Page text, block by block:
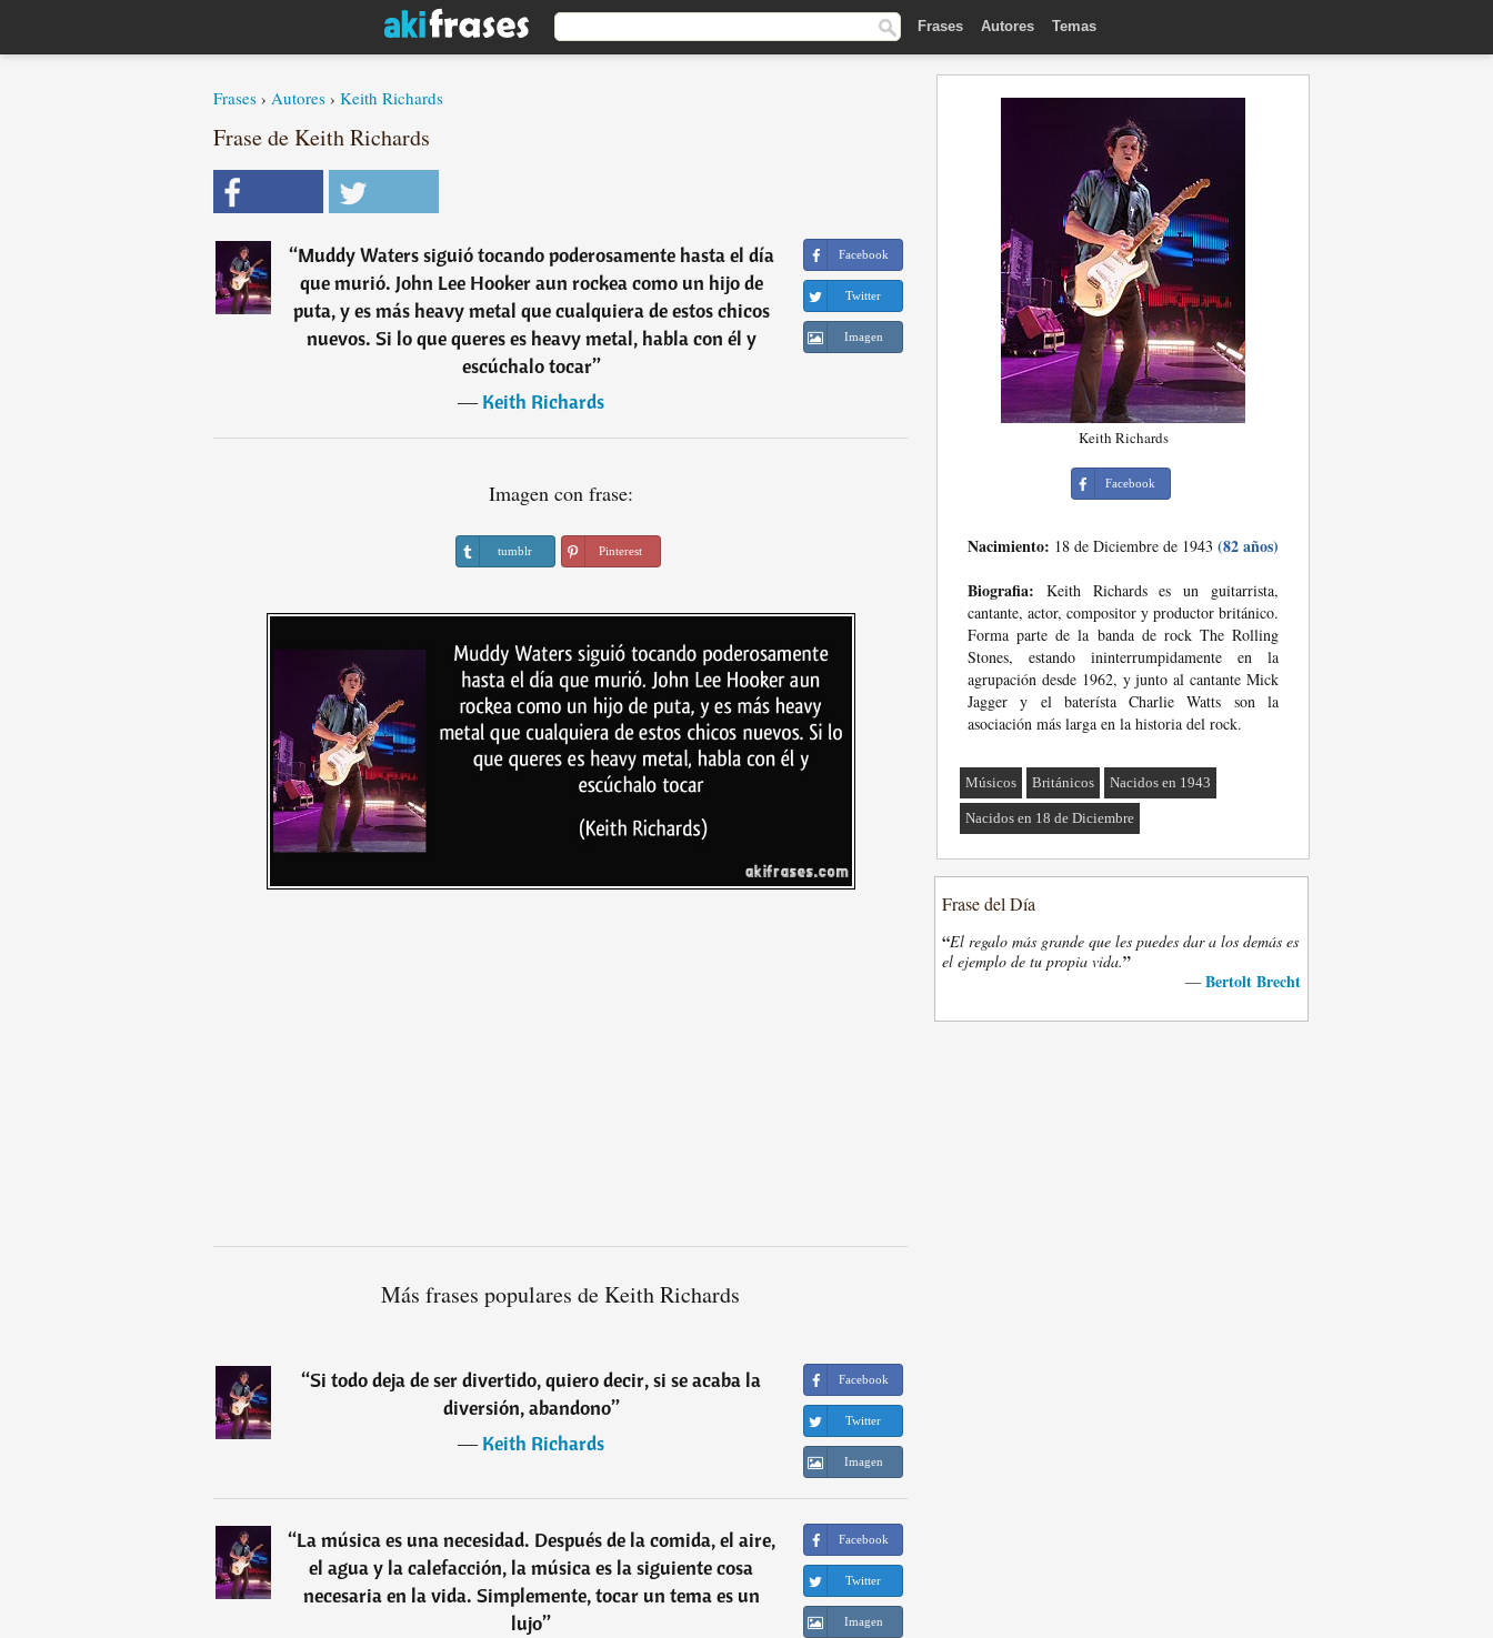
Frases Autores Temas
Frases › Autores › Keith Richards
Frase de Keith Richards
“Muddy Waters siguió tocando poderosamente hasta el día
que murió. John Lee Hooker aun rockea como un hijo de
puta, y es más heavy metal que cualquiera de estos chicos
nuevos. Si lo que queres es heavy metal, habla con él y
escúchalo tocar”
―Keith Richards
Facebook
Twitter
Imagen
Imagen con frase:
tumblr Pinterest
Más frases populares de Keith Richards
“Si todo deja de ser divertido, quiero decir, si se acaba la
diversión, abandono”
―Keith Richards
Facebook
Twitter
Imagen
“La música es una necesidad. Después de la comida, el aire,
el agua y la calefacción, la música es la siguiente cosa
necesaria en la vida. Simplemente, tocar un tema es un
lujo”
Facebook
Twitter
Imagen
Keith Richards
Facebook
Nacimiento: 18 de Diciembre de 1943 (82 años)
Biografia: Keith Richards es un guitarrista,
cantante, actor, compositor y productor británico.
Forma parte de la banda de rock The Rolling
Stones, estando ininterrumpidamente en la
agrupación desde 1962, y junto al cantante Mick
Jagger y el baterísta Charlie Watts son la
asociación más larga en la historia del rock.
Músicos Británicos Nacidos en 1943
Nacidos en 18 de Diciembre
Frase del Día
“El regalo más grande que les puedes dar a los demás es
el ejemplo de tu propia vida.”
— Bertolt Brecht